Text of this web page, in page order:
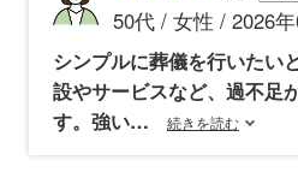
50代 / 女性 / 2026
シンプルに葬儀を行いたい
設やサービスなど、過不足
す。強い
続きを読む